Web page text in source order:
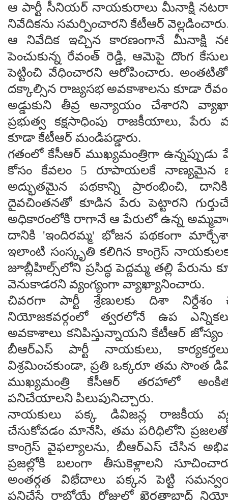
ఆ పార్టీ సీనియర్ నాయకురాలు మీనాక్షి
నివేదికను సమర్పించారని కేటీఆర్
ఆ నివేదిక ఇచ్చిన కారణంగానే మీనాక్షి
పెంచుకున్న రేవంత్ రెడ్డి, ఆమెపై దొంగ
పెట్టించి వేధించారని ఆరోపించారు.
దక్కాల్సిన రాజ్యసభ అవకాశాలను కూడా
అడ్డుకుని తీవ్ర అన్యాయం చేశారని
ప్రభుత్వ కక్షసాధింపు రాజకీయాలు, పేరు
కూడా కేటీఆర్ మండిపడ్డారు.
గతంలో కేసీఆర్ ముఖ్యమంత్రిగా ఉన్నప్పుడు
కోసం కేవలం 5 రూపాయలకే నాణ్యమైన
అద్భుతమైన పథకాన్ని ప్రారంభించి,
దైవచింతనతో కూడిన పేరు పెట్టారని
అధికారంలోకి రాగానే ఆ పేరులో ఉన్న
దానికి 'ఇందిరమ్మ' భోజన పథకంగా
ఇలాంటి సంస్కృతి కలిగిన కాంగ్రెస్
జూబ్లీహిల్స్‌లోని ప్రసిద్ధ పెద్దమ్మ తల్లి
వెనుకాడరని వ్యంగ్యంగా వ్యాఖ్యానించారు.
చివరగా పార్టీ శ్రేణులకు దిశా
నియోజకవర్గంలో త్వరలోనే ఉప
అవకాశాలు కనిపిస్తున్నాయని కేటీఆర్ జోస్యం
బీఆర్ఎస్ పార్టీ నాయకులు,
విశ్రమించకుండా, ప్రతి ఒక్కరూ తమ
ముఖ్యమంత్రి కేసీఆర్ తరహాలో
పనిచేయాలని పిలుపునిచ్చారు.
నాయకులు పక్క డివిజన్ల రాజకీయ
చేసుకోవడం మానేసి, తమ పరిధిలోని
కాంగ్రెస్ వైఫల్యాలను, బీఆర్ఎస్ చేసిన
ప్రజల్లోకి బలంగా తీసుకెళ్లాలని
అంతర్గత విభేదాలు పక్కన పెట్టి
పనిచేస్తే రాబోయే రోజుల్లో ఖైరతాబాద్